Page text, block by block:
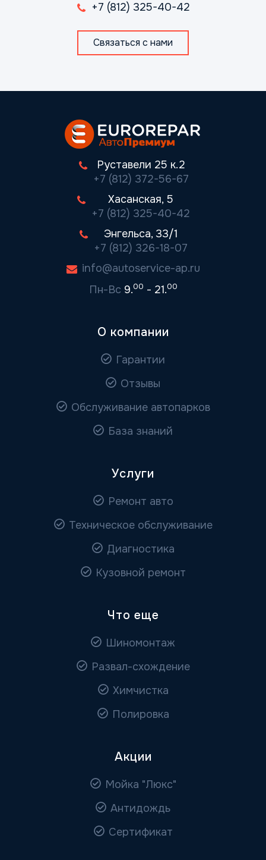
+7 (812) 325-40-42
Связаться с нами
Руставели 25 к.2
+7 (812) 372-56-67
Хасанская, 5
+7 (812) 325-40-42
Энгельса, 33/1
+7 (812) 326-18-07
info@autoservice-ap.ru
Пн-Вс 9.00 - 21.00
О компании
Гарантии
Отзывы
Обслуживание автопарков
База знаний
Услуги
Ремонт авто
Техническое обслуживание
Диагностика
Кузовной ремонт
Что еще
Шиномонтаж
Развал-схождение
Химчистка
Полировка
Акции
Мойка "Люкс"
Антидождь
Сертификат